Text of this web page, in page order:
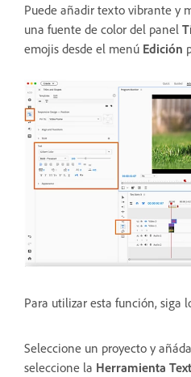
Puede añadir texto vibrante y
una fuente de color del panel
emojis desde el menú Edición
Para utilizar esta función, siga
Seleccione un proyecto y
seleccione la Herramienta